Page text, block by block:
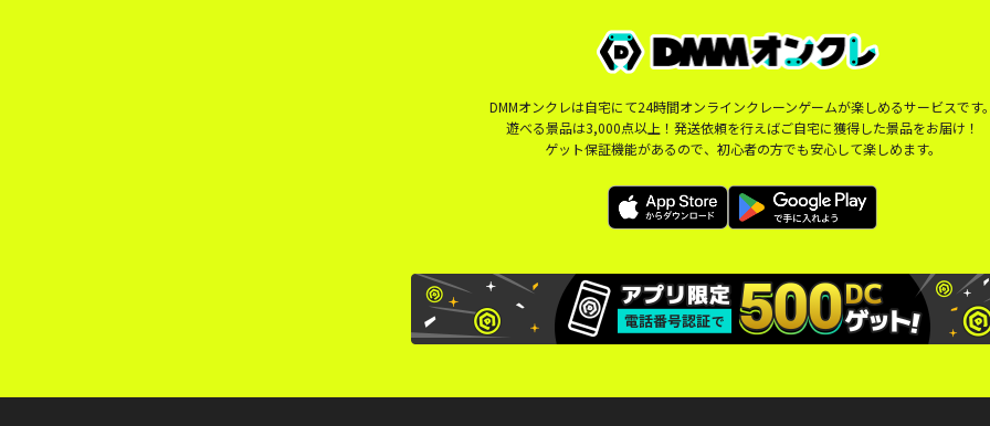
DMMオンクレは自宅にて24時間オンラインクレーンゲームが楽しめるサービスです
遊べる景品は3,000点以上！発送依頼を行えばご自宅に獲得した景品をお届け！
ゲット保証機能があるので、初心者の方でも安心して楽しめます。